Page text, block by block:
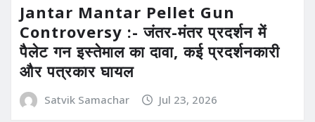
Jantar Mantar Pellet Gun
Controversy :- जंतर-मंतर प्रदर्शन में
पैलेट गन इस्तेमाल का दावा, कई प्रदर्शनकारी
और पत्रकार घायल
Satvik Samachar Jul 23, 2026